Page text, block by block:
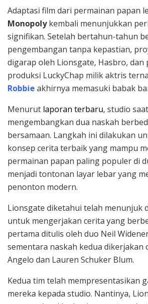
Adaptasi film dari permainan papan
Monopolykembali menunjukkan
signifikan. Setelah bertahun-tahun
pengembangan tanpa kepastian,
digarap oleh Lionsgate, Hasbro, dan
produksi LuckyChap milik aktris
Robbie akhirnya memasuki babak
Menurut laporan terbaru, studio
mengembangkan dua naskah
bersamaan. Langkah ini dilakukan
konsep cerita terbaik yang mampu
permainan papan paling populer di
menjadi tontonan layar lebar yang
penonton modern.
Lionsgate diketahui telah menunjuk
untuk mengerjakan cerita yang
pertama ditulis oleh duo Neil
sementara naskah kedua dikerjakan
Angelo dan Lauren Schuker Blum.
Kedua tim telah mempresentasikan
mereka kepada studio. Nantinya,